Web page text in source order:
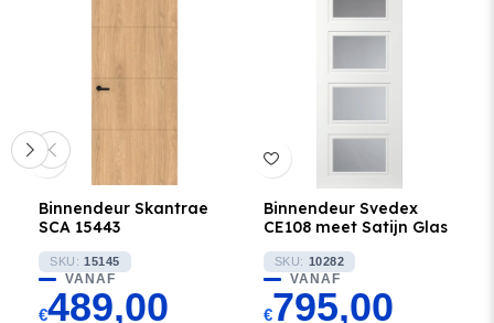
Binnendeur Skantrae
SCA 15443
SKU: 15145
VANAF
€489,00
Binnendeur Svedex
CE108 meet Satijn Glas
SKU: 10282
VANAF
€795,00